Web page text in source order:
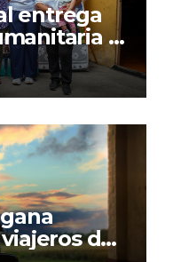
entrega
y
Lara a
de
de